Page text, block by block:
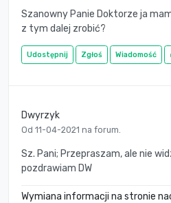
Szanowny Panie Doktorze ja
z tym dalej zrobić?
Udostępnij Zgłoś Wiadomość
Dwyrzyk
Od 11-04-2021 na forum.
Sz. Pani; Przepraszam, ale nie
pozdrawiam DW
Wymiana informacji na stronie